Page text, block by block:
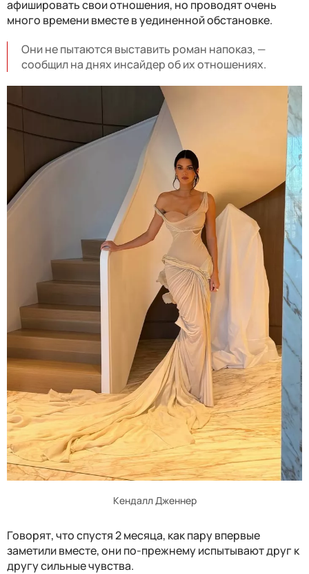
афишировать свои отношения, но проводят очень
много времени вместе в уединенной обстановке.
Они не пытаются выставить роман напоказ, —
сообщил на днях инсайдер об их отношениях.
Кендалл Дженнер
Говорят, что спустя 2 месяца, как пару впервые
заметили вместе, они по-прежнему испытывают друг к
другу сильные чувства.